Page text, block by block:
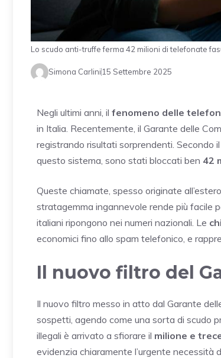
Lo scudo anti-truffe ferma 42 milioni di telefonate
Simona Carlini15 Settembre 2025
Negli ultimi anni, il fenomeno delle
in Italia. Recentemente, il Garante delle
registrando risultati sorprendenti. Secondo
questo sistema, sono stati bloccati ben 42
Queste chiamate, spesso originate
stratagemma ingannevole rende più facile
italiani ripongono nei numeri nazionali. Le
economici fino allo spam telefonico, e
Il nuovo filtro del
Il nuovo filtro messo in atto dal Garante
sospetti, agendo come una sorta di scudo
illegali è arrivato a sfiorare il milione e
evidenzia chiaramente l’urgente